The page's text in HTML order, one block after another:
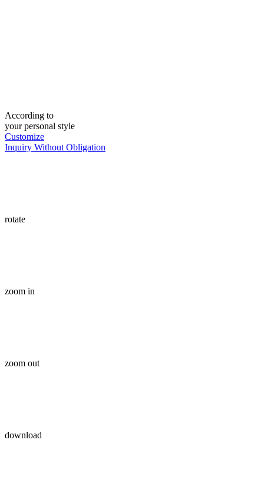
According to
your personal style
Customize
Inquiry Without Obligation
rotate
zoom in
zoom out
download